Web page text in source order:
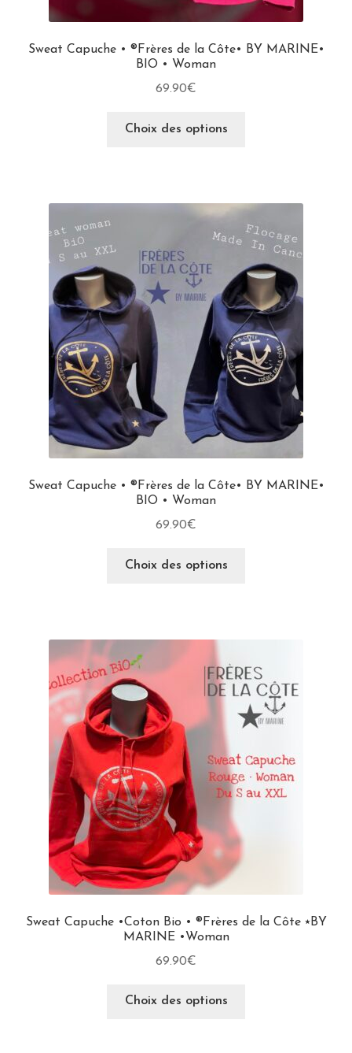
Sweat Capuche • ®Frères de la Côte• BY MARINE•
BIO • Woman
69.90€
Choix des options
Sweat Capuche • ®Frères de la Côte• BY MARINE•
BIO • Woman
69.90€
Choix des options
Sweat Capuche •Coton Bio • ®Frères de la Côte ⭑BY
MARINE •Woman
69.90€
Choix des options